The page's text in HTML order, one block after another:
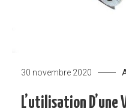
30 novembre 2020
L’utilisation D’une